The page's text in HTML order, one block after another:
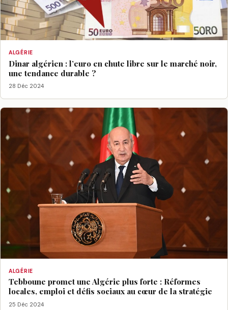
ALGÉRIE
Dinar algérien : l’euro en chute libre sur le marché noir,
une tendance durable ?
28 Déc 2024
ALGÉRIE
Tebboune promet une Algérie plus forte : Réformes
locales, emploi et défis sociaux au cœur de la stratégie
25 Déc 2024